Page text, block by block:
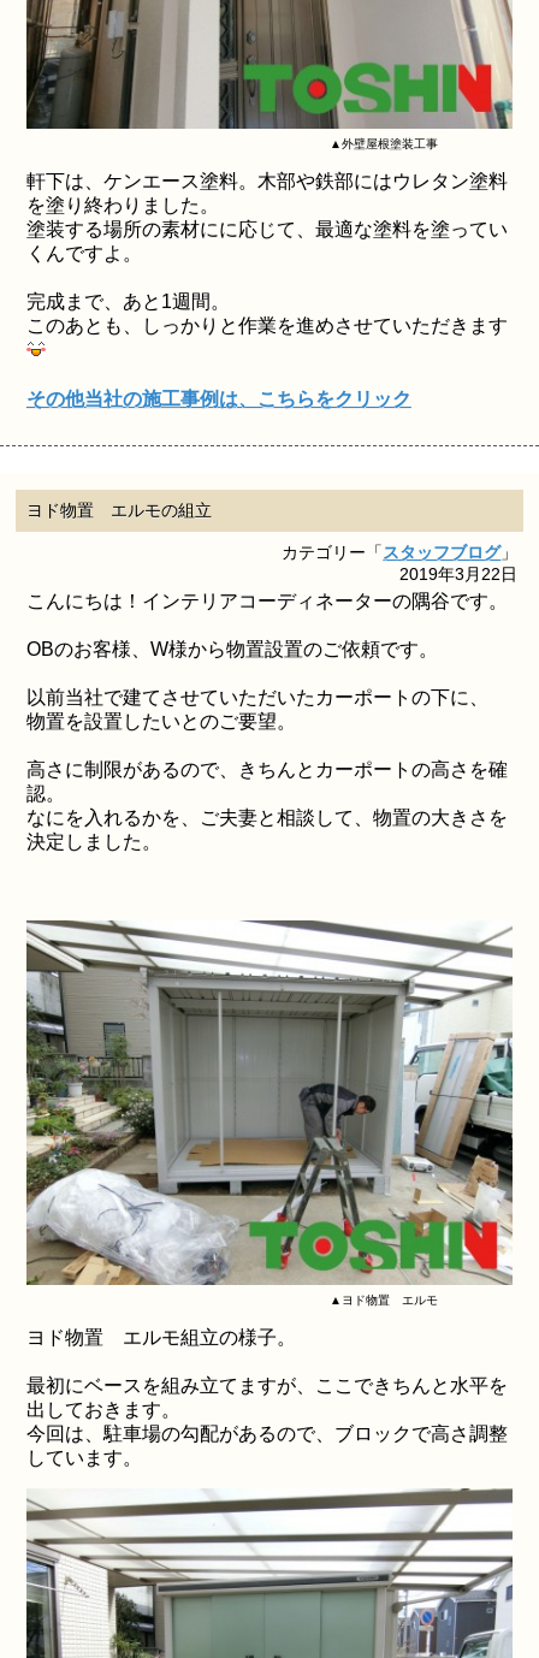
▲外壁屋根塗装工事
軒下は、ケンエース塗料。木部や鉄部にはウレタン塗料
を塗り終わりました。
塗装する場所の素材にに応じて、最適な塗料を塗ってい
くんですよ。
完成まで、あと1週間。
このあとも、しっかりと作業を進めさせていただきます
その他当社の施工事例は、こちらをクリック
ヨド物置 エルモの組立
カテゴリー「スタッフブログ」
2019年3月22日
こんにちは！インテリアコーディネーターの隅谷です。
OBのお客様、W様から物置設置のご依頼です。
以前当社で建てさせていただいたカーポートの下に、
物置を設置したいとのご要望。
高さに制限があるので、きちんとカーポートの高さを確
認。
なにを入れるかを、ご夫妻と相談して、物置の大きさを
決定しました。
▲ヨド物置 エルモ
ヨド物置 エルモ組立の様子。
最初にベースを組み立てますが、ここできちんと水平を
出しておきます。
今回は、駐車場の勾配があるので、ブロックで高さ調整
しています。